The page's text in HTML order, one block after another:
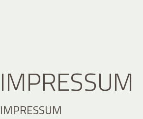
IMPRESSUM
IMPRESSUM